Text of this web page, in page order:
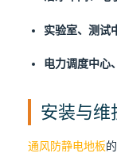
实验室、测试
电力调度中心
安装与维
通风防静电地板